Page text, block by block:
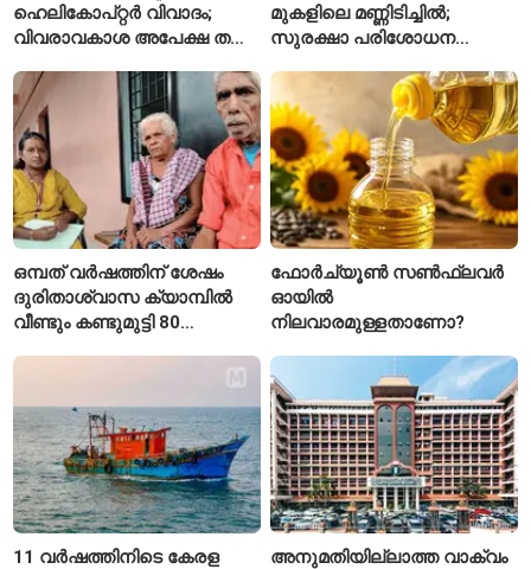
ഹെലികോപ്റ്റർ വിവാദം;
വിവരാവകാശ അപേക്ഷ തള്ളി
മുകളിലെ മണ്ണിടിച്ചിൽ;
സുരക്ഷാ പരിശോധന
ഒമ്പത് വർഷത്തിന് ശേഷം
ദുരിതാശ്വാസ ക്യാമ്പിൽ
വീണ്ടും കണ്ടുമുട്ടി 80
ഫോർച്യൂൺ സൺഫ്ലവർ
ഓയിൽ
നിലവാരമുള്ളതാണോ?
11 വർഷത്തിനിടെ കേരള
അനുമതിയില്ലാത്ത വാക്വം